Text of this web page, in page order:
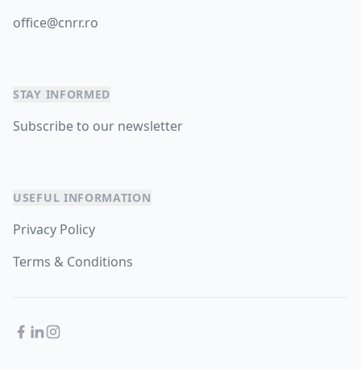
office@cnrr.ro
STAY INFORMED
Subscribe to our newsletter
USEFUL INFORMATION
Privacy Policy
Terms & Conditions
Facebook
LinkedIn
Instagram